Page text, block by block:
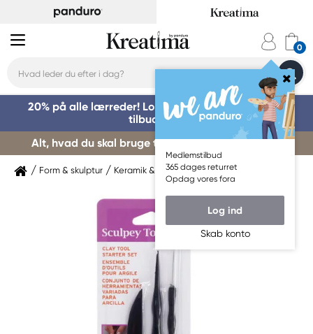
Medlemstilbud
365 dages returret
Opdag vores fora
Log ind
Skab konto
20% på alle lærreder! Log på for at benytte dig af
tilbuddet »
Alt, hvad du skal bruge til kursusstart – køb her »
Form & skulptur Keramik & ler Lerværktøj & tilbehør